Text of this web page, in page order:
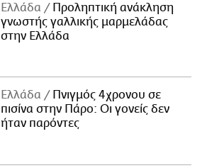
Ελλάδα
Προληπτική ανάκληση
γνωστής γαλλικής μαρμελάδας
στην Ελλάδα
Ελλάδα
Πνιγμός 4χρονου σε
πισίνα στην Πάρο: Οι γονείς δεν
ήταν παρόντες